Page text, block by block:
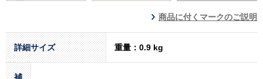
商品に付くマークのご説明
詳細サイズ 重量：0.9 kg